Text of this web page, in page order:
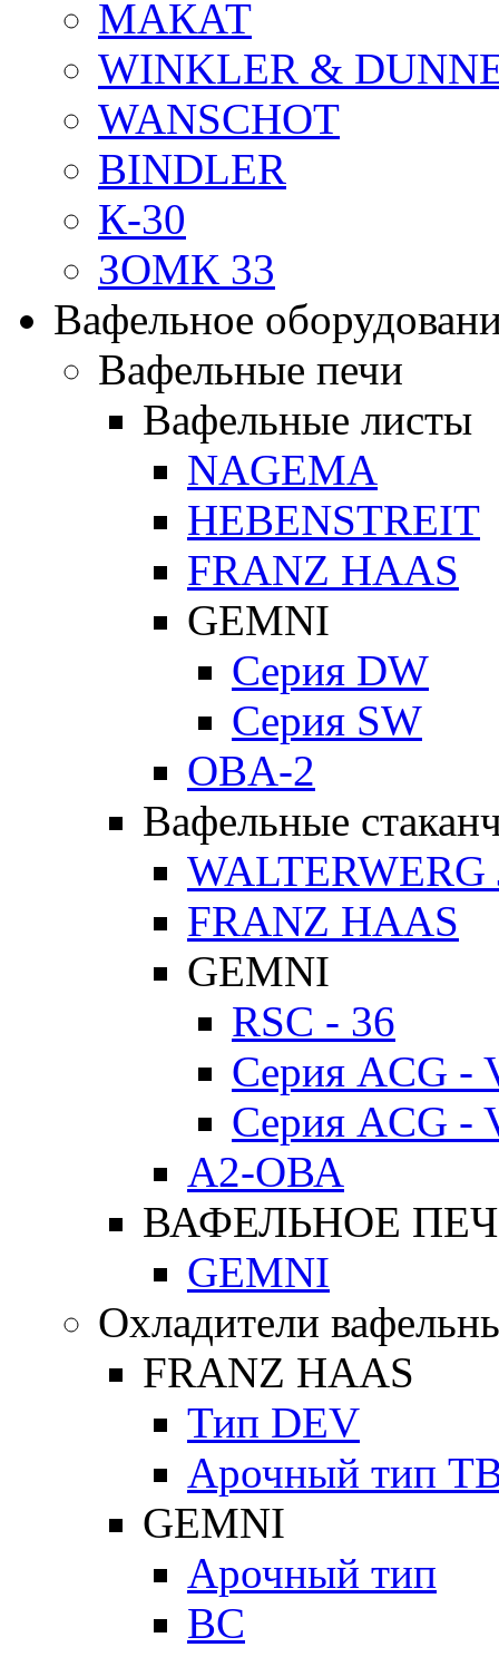
МАКАТ
WINKLER &
WANSCHOT
BINDLER
К-30
ЗОМК 33
Вафельное
Вафельные печи
Вафельные листы
NAGEMA
HEBENSTREIT
FRANZ HAAS
GEMNI
Серия DW
Серия SW
OBA-2
Вафельные
WALTERWERG
FRANZ HAAS
GEMNI
RSC - 36
Серия ACG -
Серия ACG -
А2-ОВА
ВАФЕЛЬНОЕ
GEMNI
Охладители
FRANZ HAAS
Тип DEV
Арочный тип
GEMNI
Арочный тип
ВС